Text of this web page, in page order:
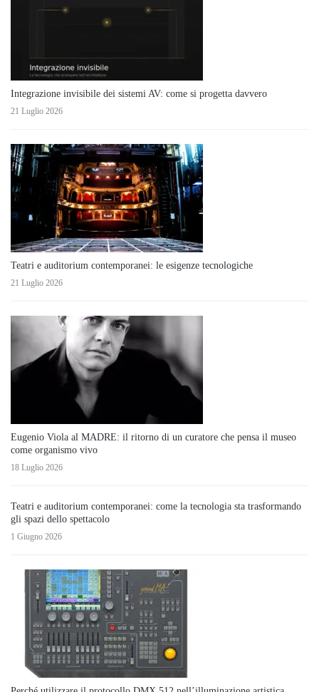
Integrazione invisibile dei sistemi AV: come si progetta davvero
21 Luglio 2026
Teatri e auditorium contemporanei: le esigenze tecnologiche
21 Luglio 2026
Eugenio Viola al MADRE: il ritorno di un curatore che pensa il museo
come organismo vivo
18 Luglio 2026
Teatri e auditorium contemporanei: come la tecnologia sta trasformando
gli spazi dello spettacolo
1 Giugno 2026